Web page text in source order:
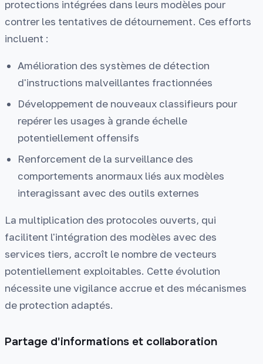
protections intégrées dans leurs modèles pour
contrer les tentatives de détournement. Ces efforts
incluent :
Amélioration des systèmes de détection
d'instructions malveillantes fractionnées
Développement de nouveaux classifieurs pour
repérer les usages à grande échelle
potentiellement offensifs
Renforcement de la surveillance des
comportements anormaux liés aux modèles
interagissant avec des outils externes
La multiplication des protocoles ouverts, qui
facilitent l'intégration des modèles avec des
services tiers, accroît le nombre de vecteurs
potentiellement exploitables. Cette évolution
nécessite une vigilance accrue et des mécanismes
de protection adaptés.
Partage d'informations et collaboration